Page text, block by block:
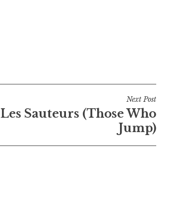
Next Post
Les Sauteurs (Those Who
Jump)